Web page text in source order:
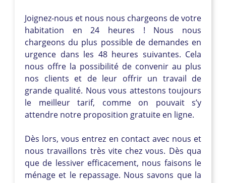
Joignez-nous et nous nous chargeons de votre
habitation en 24 heures ! Nous nous
chargeons du plus possible de demandes en
urgence dans les 48 heures suivantes. Cela
nous offre la possibilité de convenir au plus
nos clients et de leur offrir un travail de
grande qualité. Nous vous attestons toujours
le meilleur tarif, comme on pouvait s’y
attendre notre proposition gratuite en ligne.
Dès lors, vous entrez en contact avec nous et
nous travaillons très vite chez vous. Dès qua
que de lessiver efficacement, nous faisons le
ménage et le repassage. Nous savons que la